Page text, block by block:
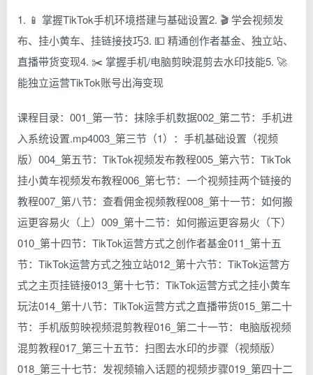
1. 📱 掌握TikTok手机环境搭建与基础设置2. 🎬 学会视频发
布、挂小黄车、挂链接技巧3. 💵 精通创作者基金、独立站、
直播带货变现4. ✂️ 掌握手机/电脑剪映混剪去水印技能5. 🚀
能独立运营TikTok账号出海变现
课程目录：001_第一节：抹除手机数据002_第二节：手机进
入系统设置.mp4003_第三节（1）：手机基础设置（视频
版）004_第五节：TikTok视频发布教程005_第六节：TikTok
挂小黄车视频发布教程006_第七节：一个视频挂两个链接的
教程007_第八节：查看佣金视频教程008_第十一节：如何搬
运更容易火（上）009_第十二节：如何搬运更容易火（下）
010_第十四节：TikTok运营方式之创作者基金011_第十五
节：TikTok运营方式之独立站012_第十六节：TikTok运营方
式之主页挂链接013_第十七节：TikTok运营方式之挂小黄车
玩法014_第十八节：TikTok运营方式之直播带货015_第二十
节：手机版剪映视频混剪教程016_第二十一节：电脑版视频
混剪教程017_第三十五节：扫图去水印的步骤（视频版）
018_第三十七节：发视频输入话题的视频步骤019_第四十二